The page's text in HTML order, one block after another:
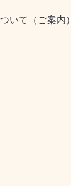
て（ご案内）